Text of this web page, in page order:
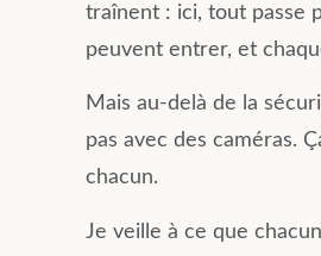
traînent : ici, tout passe
peuvent entrer, et
Mais au-delà de la
pas avec des caméras.
chacun.
Je veille à ce que